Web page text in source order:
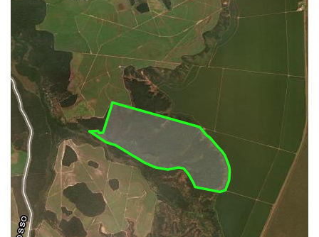
Municípios
Terras
indígenas
(FUNAI)
UC Federal
UC Estaduais
UC
Municipais
Hidrografia
1:1.000.000
(ANA)
Biomas
(IBGE)